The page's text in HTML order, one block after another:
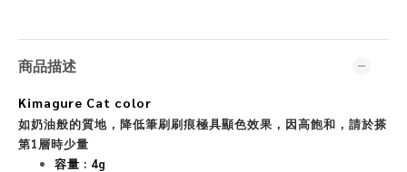
商品描述
Kimagure Cat color
如奶油般的質地，降低筆刷刷痕極具顯色效果，因高飽和，請於搽
第1層時少量
容量 : 4g